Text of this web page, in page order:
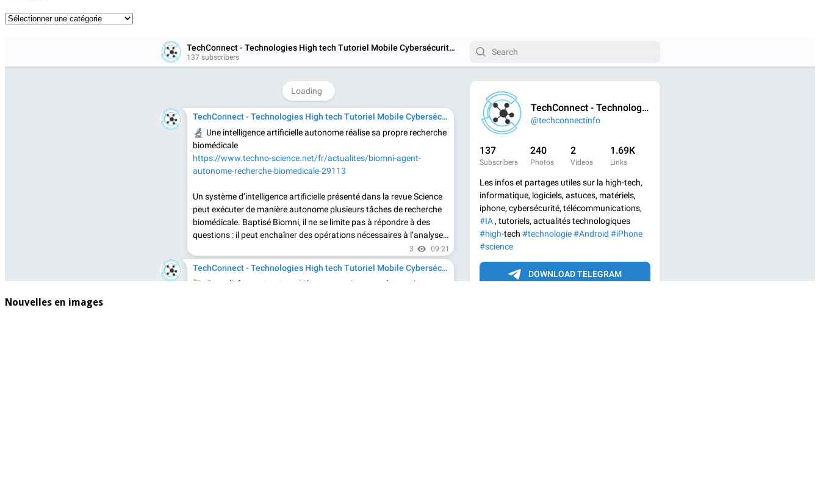
Catégories
Nouvelles en images